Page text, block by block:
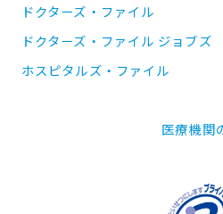
ドクターズ・ファイル
ドクターズ・ファイル ジョブズ
ホスピタルズ・ファイル
医療機関